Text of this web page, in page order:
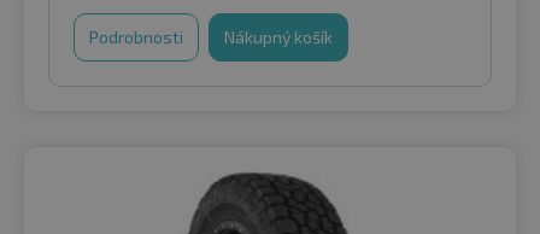
Podrobnosti Nákupný košík